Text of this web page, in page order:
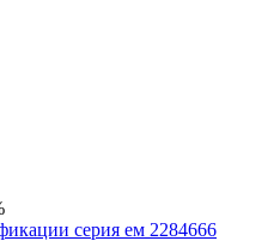
серия ем 2284666